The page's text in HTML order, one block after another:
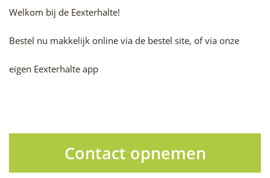
Welkom bij de Eexterhalte!
Bestel nu makkelijk online via de bestel site, of via onze
eigen Eexterhalte app
Contact opnemen